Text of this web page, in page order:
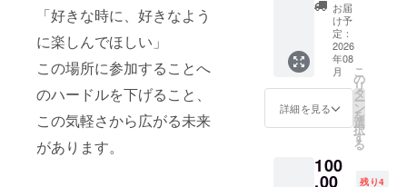
「好きな時に、好きなよう
に楽しんでほしい」
この場所に参加することへ
のハードルを下げること、
この気軽さから広がる未来
があります。
前記載
※支援
時、必
ず備考
欄に掲
載を希
るお名
前をご
限定オ
リジナ
ルタオ
ル 後日
郵送さ
せてい
ただき
ます(時
期未定･
定オリ
ジナル
ルをご
確認く
ださ
い。 ※
イベン
ト開催
時期は
未定
(2026年
のサイ
ズは一
律XLで
す ※後
日郵送
させて
いただ
きます
(時期未
以内) ■
当日打
お届
け予
定：
2026
年08
月
詳細を見る
こ
の
リ
タ
ー
ン
を
選
択
す
る
100
,00 残り4